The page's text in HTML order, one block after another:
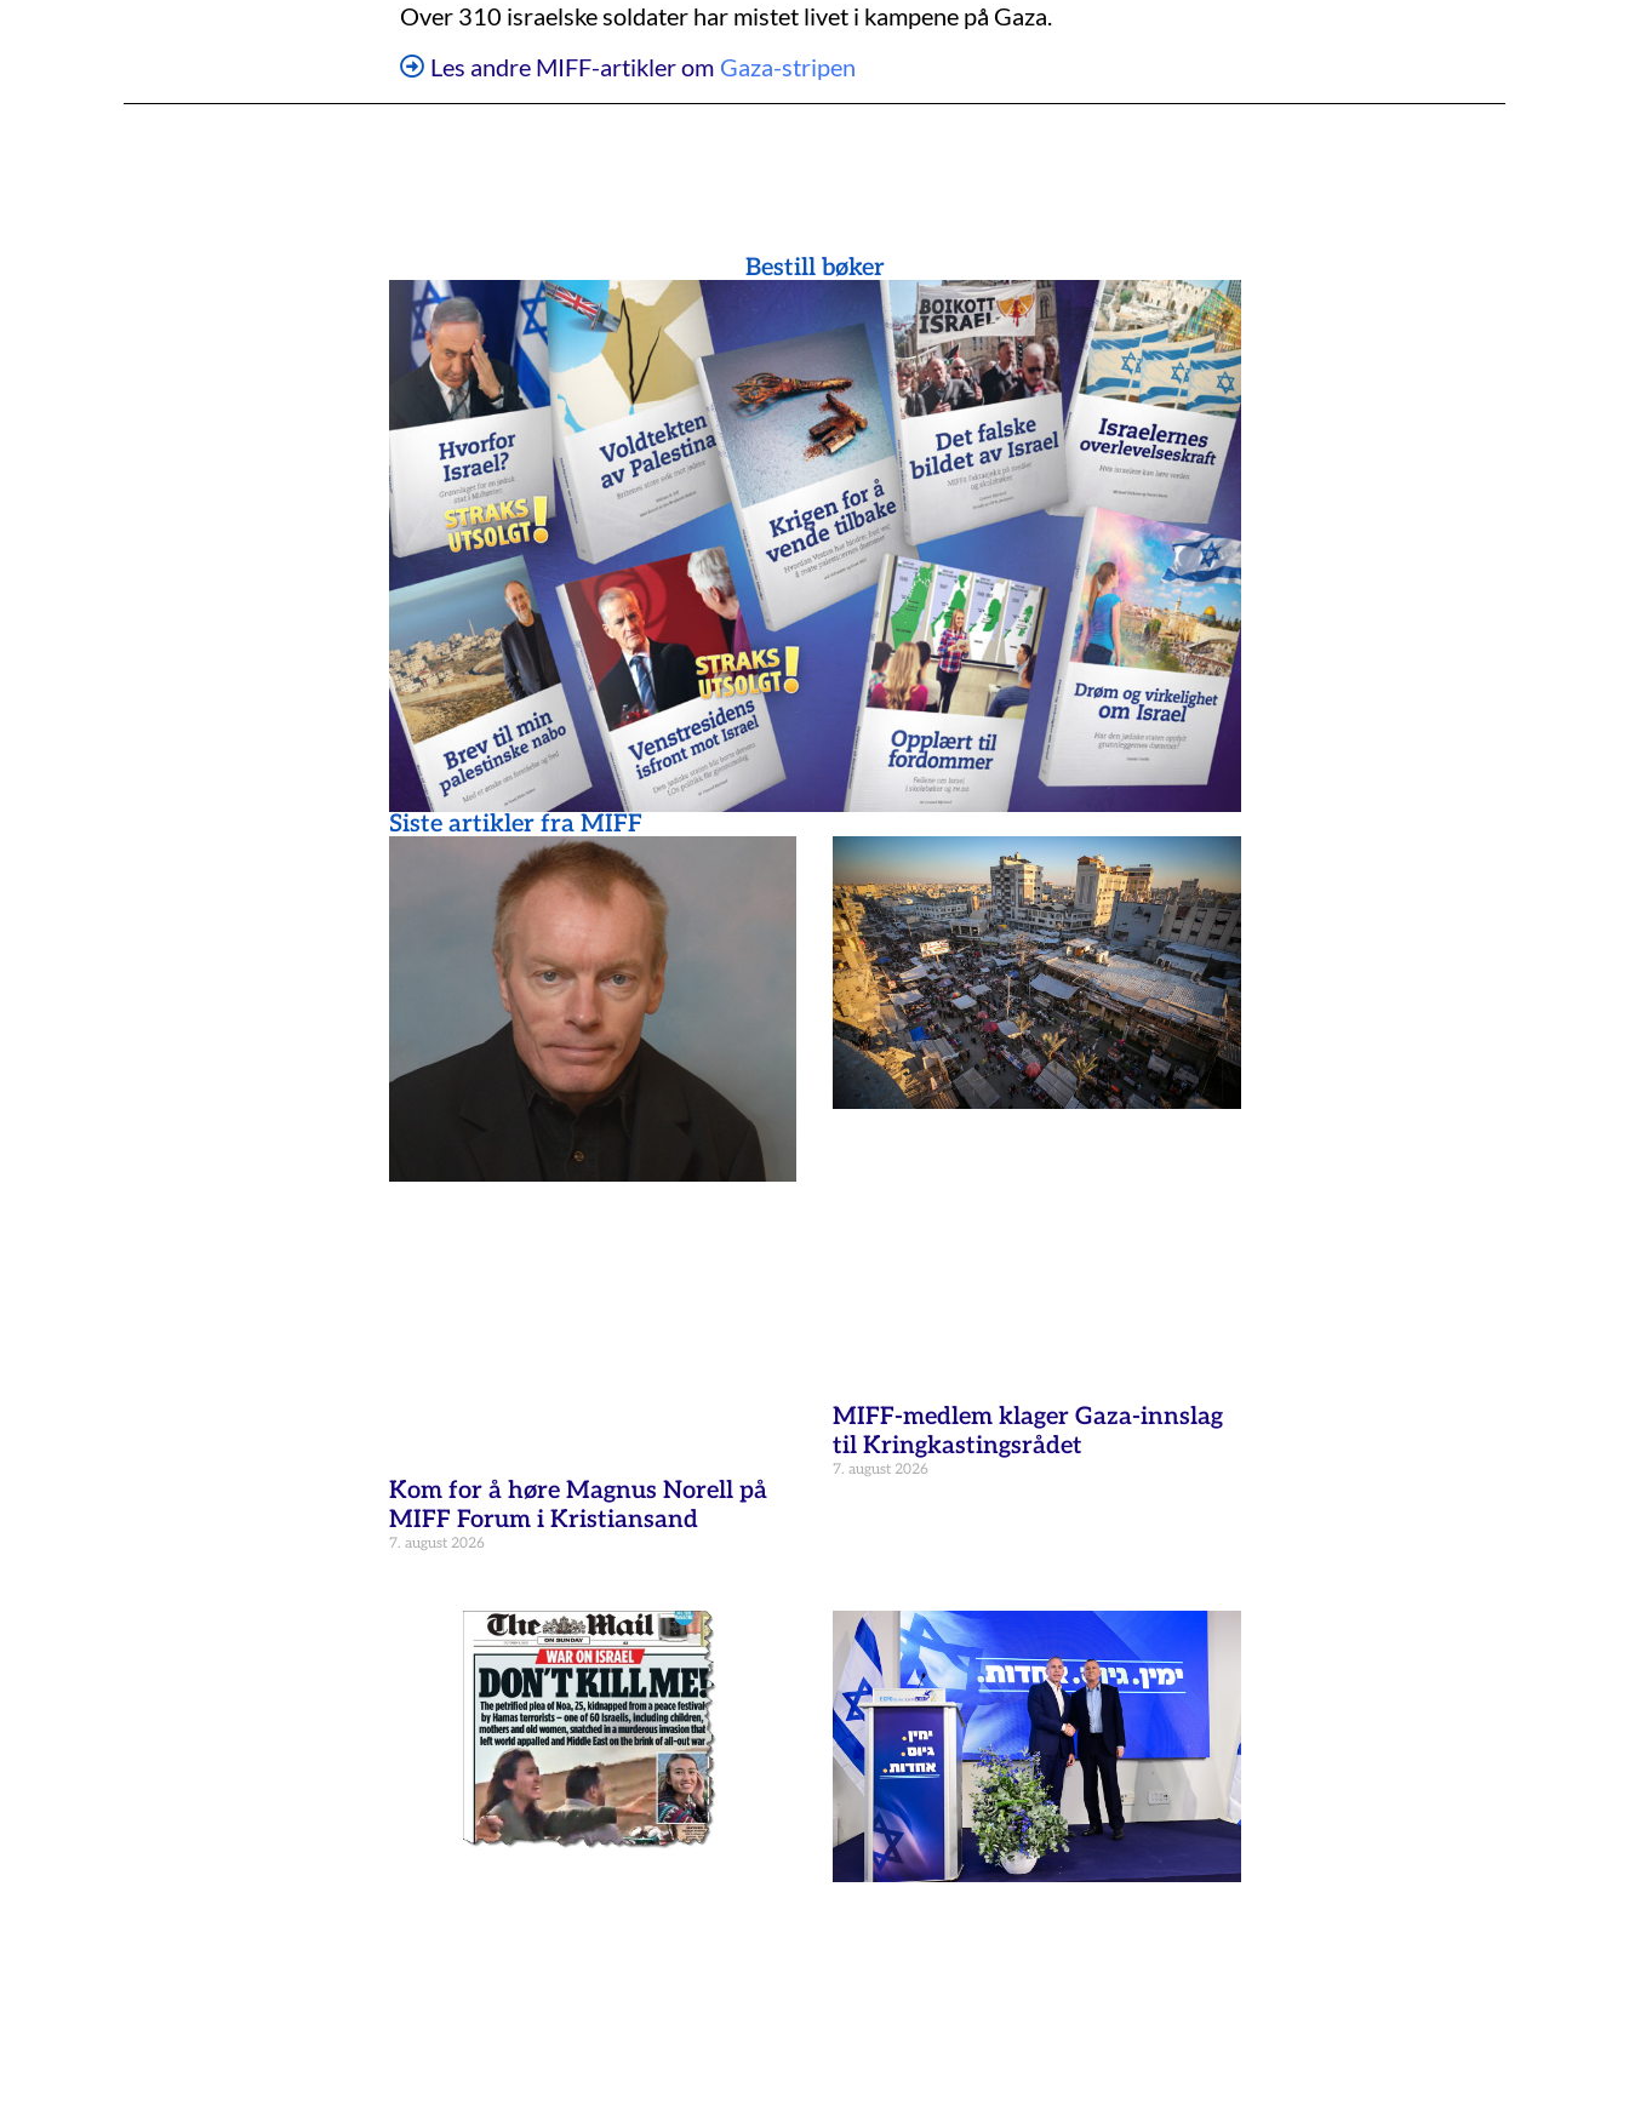
Over 310 israelske soldater har mistet livet i kampene på Gaza.
Les andre MIFF-artikler om Gaza-stripen
Bestill bøker
Siste artikler fra MIFF
Kom for å høre Magnus Norell på
MIFF Forum i Kristiansand
7. august 2026
MIFF-medlem klager Gaza-innslag
til Kringkastingsrådet
7. august 2026